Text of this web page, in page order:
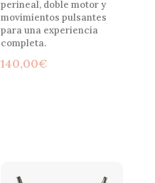
perineal, doble motor y
movimientos pulsantes
para una experiencia
completa.
140,00€